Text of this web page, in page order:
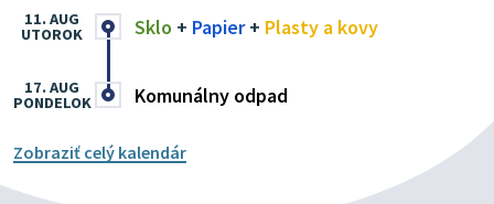
Sklo + Papier+ Plasty a kovy
11. AUG
UTOROK
Komunálny odpad
17. AUG
PONDELOK
Zobraziť celý kalendár